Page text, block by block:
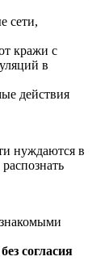
сети,
кражи с
в
действия
нуждаются в
согласия